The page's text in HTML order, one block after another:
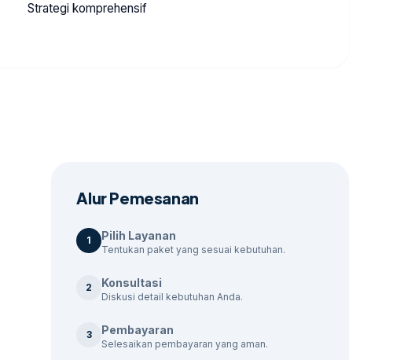
Strategi komprehensif
Alur Pemesanan
1 Pilih Layanan
Tentukan paket yang sesuai kebutuhan.
2 Konsultasi
Diskusi detail kebutuhan Anda.
3 Pembayaran
Selesaikan pembayaran yang aman.